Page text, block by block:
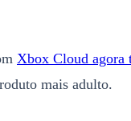
Xbox Cloud agora
mais adulto.